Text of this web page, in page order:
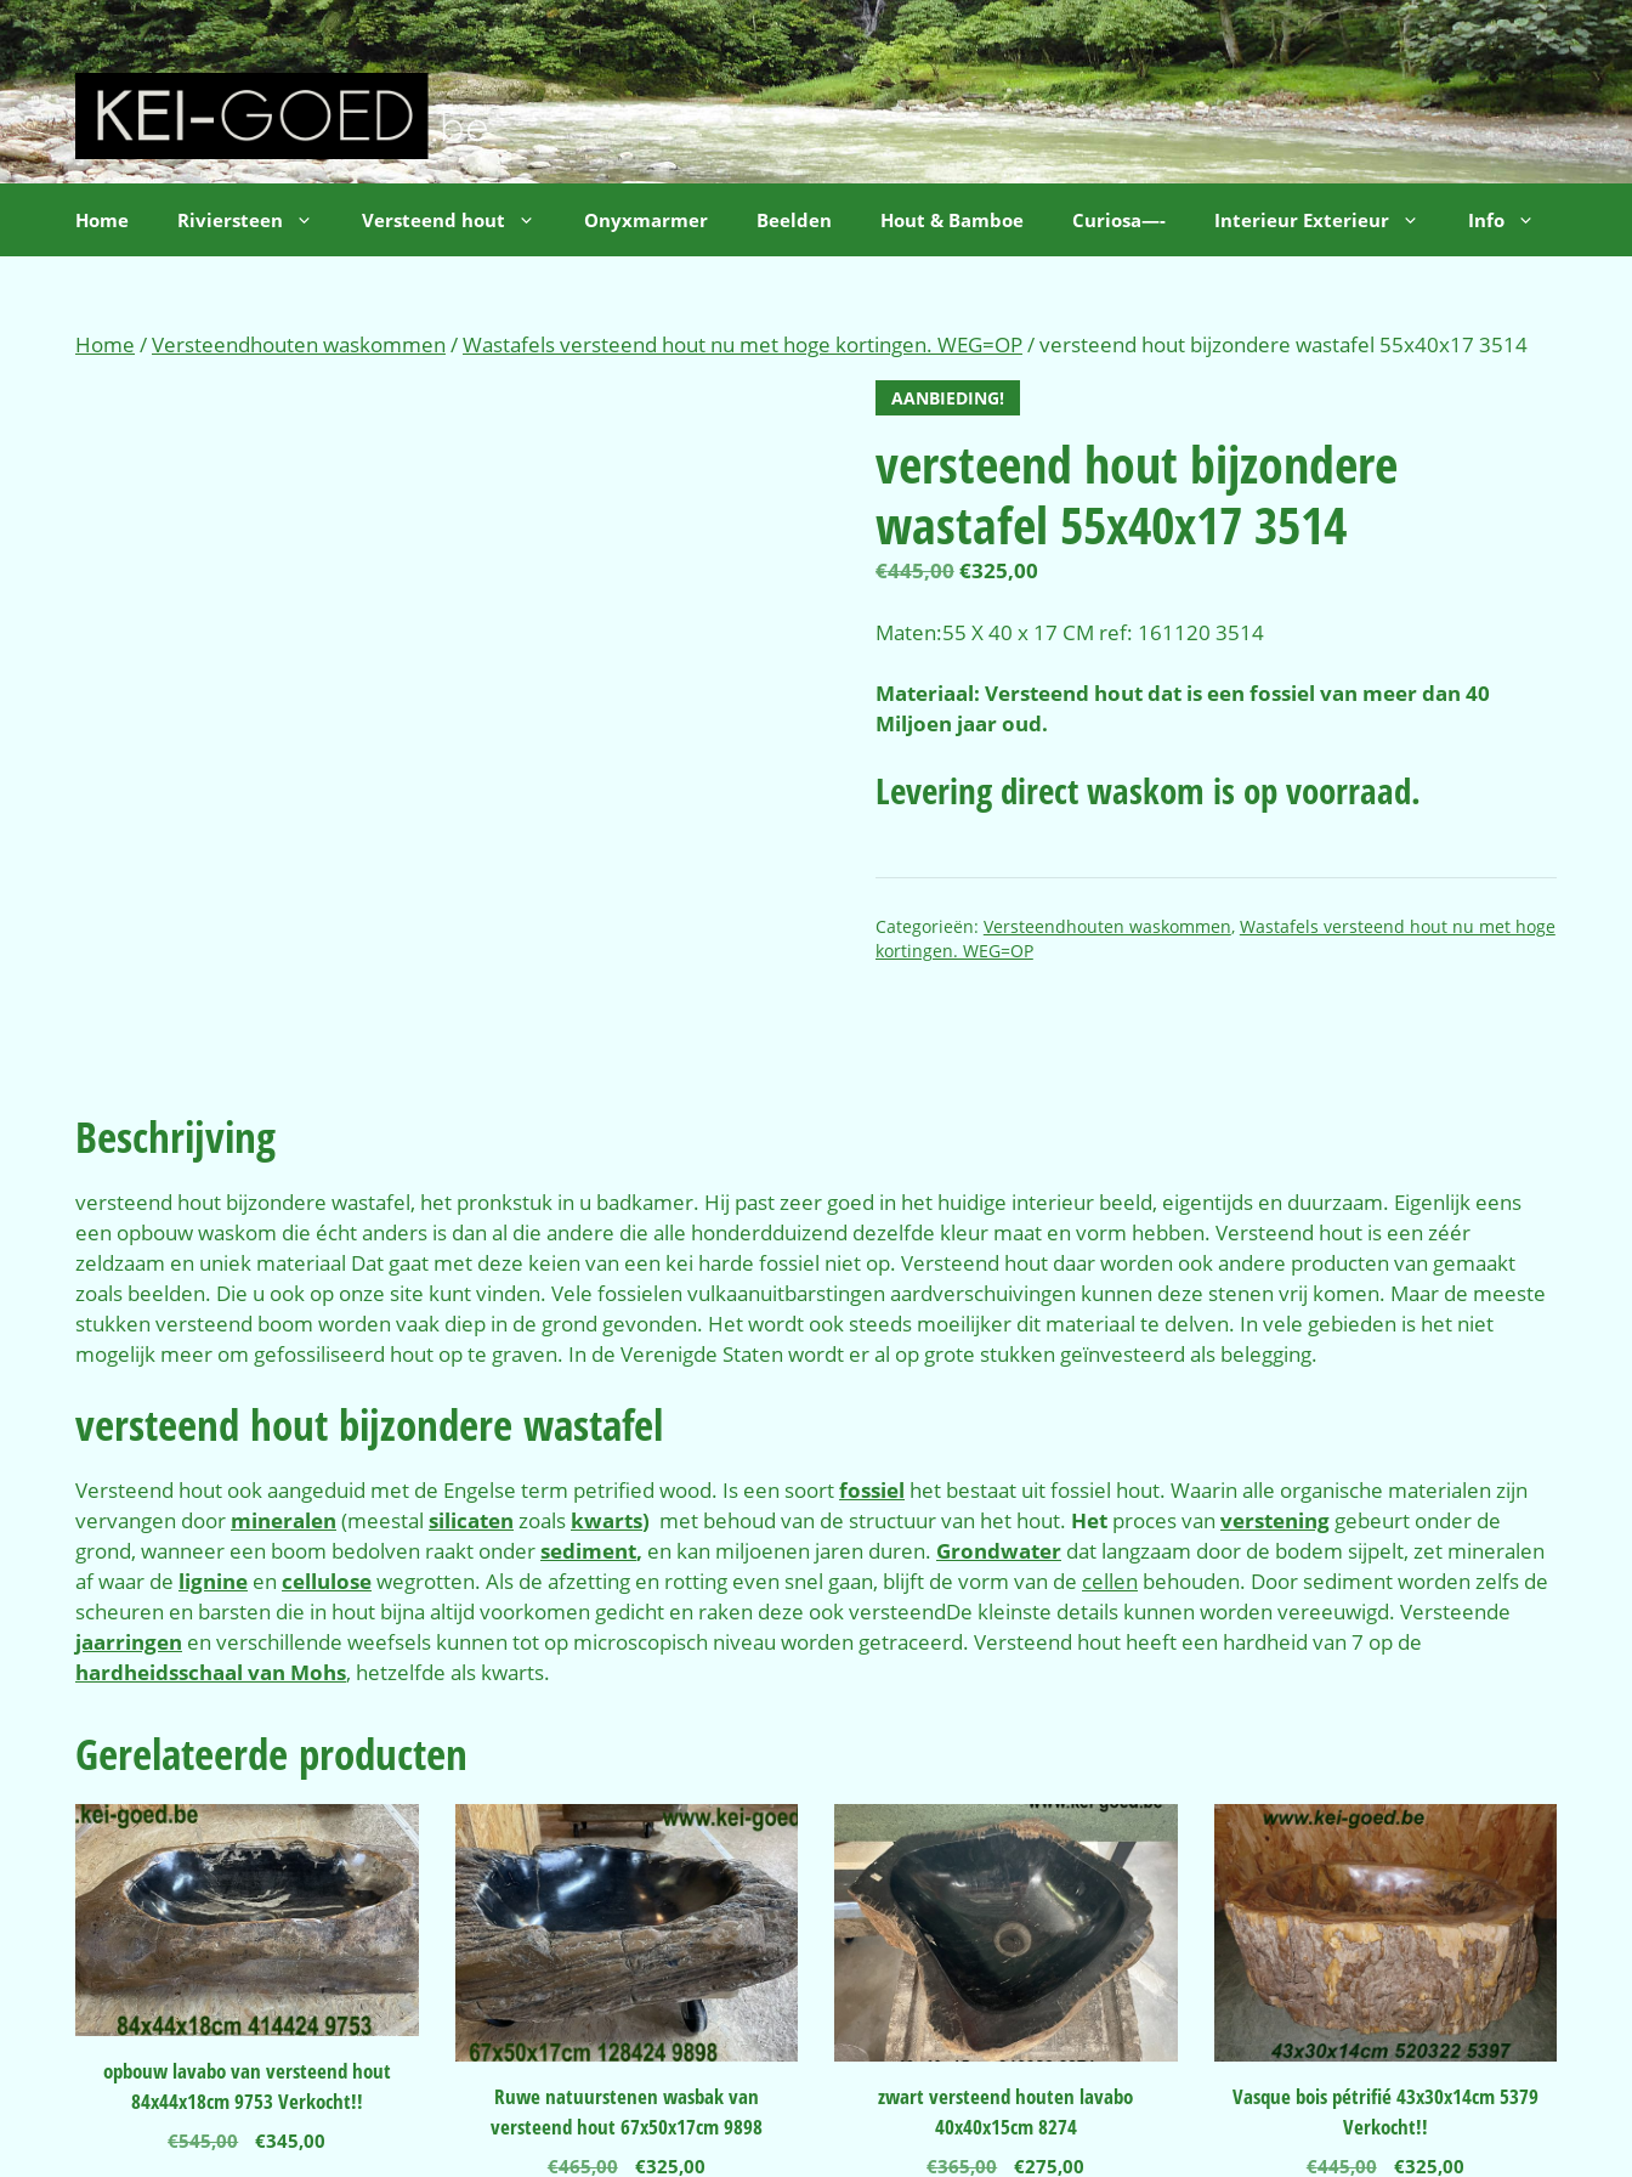
Ga
naar
de
inhoud
Home Riviersteen Versteend hout Onyxmarmer Beelden Hout & Bamboe Curiosa—- Interieur Exterieur Info
Home /Versteendhouten waskommen /Wastafels versteend hout nu met hoge kortingen. WEG=OP/ versteend hout bijzondere wastafel 55x40x17 3514
AANBIEDING!
versteend hout bijzondere
wastafel 55x40x17 3514
€445,00Oorspronkelijke
was:
€325,00Huidige
is:
Maten:55 X 40 x 17 CM ref: 161120 3514
Materiaal: Versteend hout dat is een fossiel van meer dan 40
Miljoen jaar oud.
Levering direct waskom is op voorraad.
Categorieën: Versteendhouten waskommen, Wastafels versteend hout nu met hoge
kortingen. WEG=OP
Beschrijving
versteend hout bijzondere wastafel, het pronkstuk in u badkamer. Hij past zeer goed in het huidige interieur beeld, eigentijds en duurzaam. Eigenlijk eens
een opbouw waskom die écht anders is dan al die andere die alle honderdduizend dezelfde kleur maat en vorm hebben. Versteend hout is een zéér
zeldzaam en uniek materiaal Dat gaat met deze keien van een kei harde fossiel niet op. Versteend hout daar worden ook andere producten van gemaakt
zoals beelden. Die u ook op onze site kunt vinden. Vele fossielen vulkaanuitbarstingen aardverschuivingen kunnen deze stenen vrij komen. Maar de meeste
stukken versteend boom worden vaak diep in de grond gevonden. Het wordt ook steeds moeilijker dit materiaal te delven. In vele gebieden is het niet
mogelijk meer om gefossiliseerd hout op te graven. In de Verenigde Staten wordt er al op grote stukken geïnvesteerd als belegging.
versteend hout bijzondere wastafel
Versteend hout ook aangeduid met de Engelse term petrified wood. Is een soortfossiel het bestaat uit fossiel hout. Waarin alle organische materialen zijn
vervangen door mineralen (meestal silicaten zoals kwarts) met behoud van de structuur van het hout. Het proces van verstening gebeurt onder de
grond, wanneer een boom bedolven raakt ondersediment, en kan miljoenen jaren duren. Grondwater dat langzaam door de bodem sijpelt, zet mineralen
af waar de lignine en cellulosewegrotten. Als de afzetting en rotting even snel gaan, blijft de vorm van de cellen behouden. Door sediment worden zelfs de
scheuren en barsten die in hout bijna altijd voorkomen gedicht en raken deze ook versteendDe kleinste details kunnen worden vereeuwigd. Versteende
jaarringen en verschillende weefsels kunnen tot op microscopisch niveau worden getraceerd. Versteend hout heeft een hardheid van 7 op de
hardheidsschaal van Mohs, hetzelfde als kwarts.
Gerelateerde producten
opbouw lavabo van versteend hout
84x44x18cm 9753 Verkocht!!
€545,00
Oorspronkelijke
€345,00
Ruwe natuurstenen wasbak van
versteend hout 67x50x17cm 9898
€465,00
Oorspronkelijke
€325,00Huidige
zwart versteend houten lavabo
40x40x15cm 8274
€365,00
Oorspronkelijke
€275,00
Vasque bois pétrifié 43x30x14cm 5379
Verkocht!!
€445,00
Oorspronkelijke
€325,00Huidige